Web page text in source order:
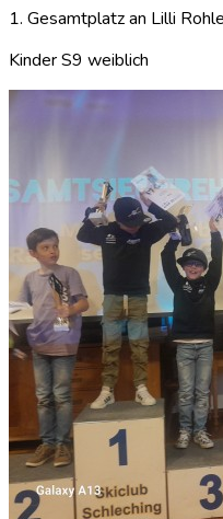
1. Gesamtplatz an Lilli
Kinder S9 weiblich